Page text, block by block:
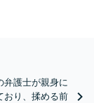
弁護士が親身に
おり、揉める前